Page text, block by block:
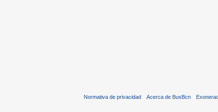
Normativa de privacidad Acerca de BusBcn